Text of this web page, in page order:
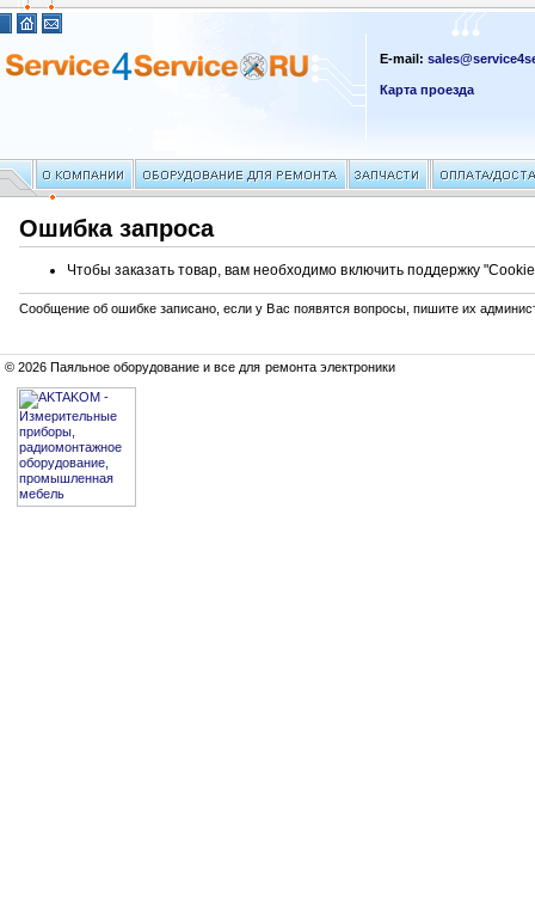
E-mail:
Карта проезда
Ошибка запроса
Чтобы заказать товар, вам необходимо включить поддержку
Сообщение об ошибке записано, если у Вас появятся вопросы, пишите их
© 2026 Паяльное оборудование и все для ремонта электроники